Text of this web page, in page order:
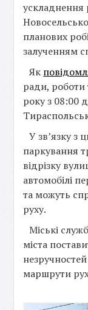
ускладнення
планових
залученням
Як
ради, роботи
року з 08:00
У зв’язку з
паркування
відрізку
автомобілі
та можуть
руху.
Міські
міста
маршрути